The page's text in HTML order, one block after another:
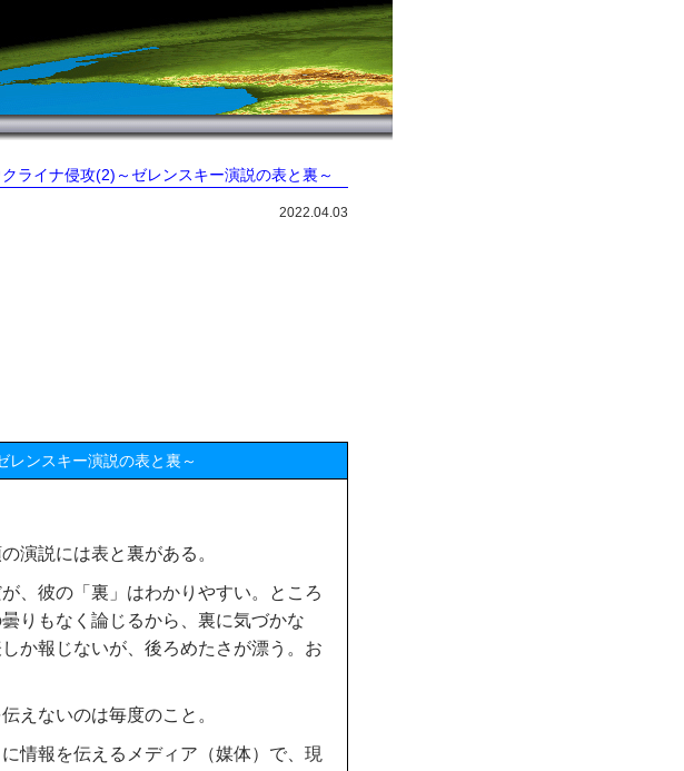
クライナ侵攻(2)～ゼレンスキー演説の表と裏～
2022.04.03
レンスキー演説の表と裏～
演説には表と裏がある。
、彼の「裏」はわかりやすい。ところ
りもなく論じるから、裏に気づかな
か報じないが、後ろめたさが漂う。お
えないのは毎度のこと。
情報を伝えるメディア（媒体）で、現